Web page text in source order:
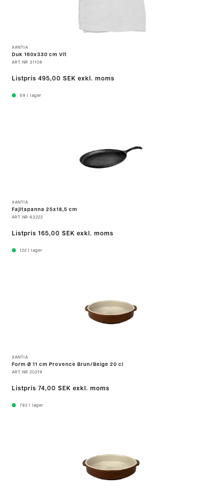
XANTIA
Duk 160x330 cm Vit
ART.NR 31108
Listpris 495,00 SEK exkl. moms
59 I lager
XANTIA
Fajitapanna 25x18,5 cm
ART.NR 63222
Listpris 165,00 SEK exkl. moms
122 I lager
XANTIA
Form Ø 11 cm Provence Brun/Beige 20 cl
ART.NR 20219
Listpris 74,00 SEK exkl. moms
792 I lager